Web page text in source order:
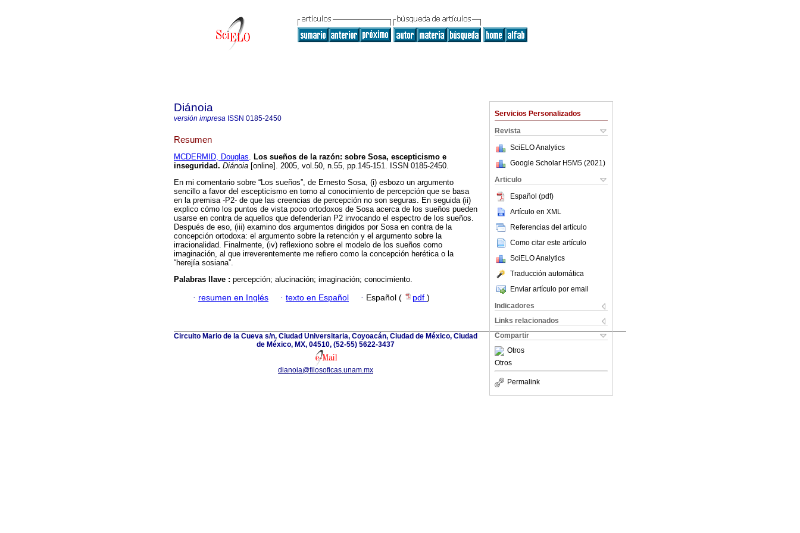
Servicios Personalizados
Revista
SciELO Analytics
Google Scholar H5M5 (2021 )
Articulo
Español (pdf)
Artículo en XML
Referencias del artículo
Como citar este artículo
SciELO Analytics
Traducción automática
Enviar artículo por email
Indicadores
Links relacionados
Compartir
Otros
Otros
Permalink
Diánoia
versión impresa ISSN 0185-2450
Resumen
MCDERMID, Douglas. Los sueños de la razón: sobre Sosa, escepticismo e
inseguridad. Diánoia [online]. 2005, vol.50, n.55, pp.145-151. ISSN 0185-2450.
En mi comentario sobre “Los sueños”, de Ernesto Sosa, (i) esbozo un argumento
sencillo a favor del escepticismo en torno al conocimiento de percepción que se basa
en la premisa -P2- de que las creencias de percepción no son seguras. En seguida (ii)
explico cómo los puntos de vista poco ortodoxos de Sosa acerca de los sueños pueden
usarse en contra de aquellos que defenderían P2 invocando el espectro de los sueños.
Después de eso, (iii) examino dos argumentos dirigidos por Sosa en contra de la
concepción ortodoxa: el argumento sobre la retención y el argumento sobre la
irracionalidad. Finalmente, (iv) reflexiono sobre el modelo de los sueños como
imaginación, al que irreverentemente me refiero como la concepción herética o la
“herejía sosiana”.
Palabras llave : percepción; alucinación; imaginación; conocimiento.
· resumen en Inglés · texto en Español · Español ( pdf )
Circuito Mario de la Cueva s/n, Ciudad Universitaria, Coyoacán, Ciudad de México, Ciudad
de México, MX, 04510, (52-55) 5622-3437
dianoia@filosoficas.unam.mx